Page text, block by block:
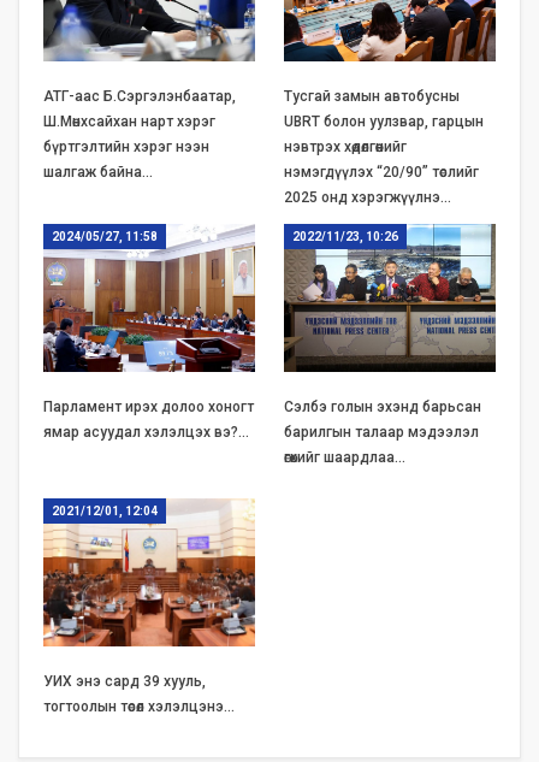
АТГ-аас Б.Сэргэлэнбаатар,
Ш.Мөнхсайхан нарт хэрэг
бүртгэлтийн хэрэг нээн
шалгаж байна…
Тусгай замын автобусны
UBRT болон уулзвар, гарцын
нэвтрэх хөдөлгөөнийг
нэмэгдүүлэх “20/90” төслийг
2025 онд хэрэгжүүлнэ…
2024/05/27, 11:58
Парламент ирэх долоо хоногт
ямар асуудал хэлэлцэх вэ?…
2022/11/23, 10:26
Сэлбэ голын эхэнд барьсан
барилгын талаар мэдээлэл
өгөхийг шаардлаа…
2021/12/01, 12:04
УИХ энэ сард 39 хууль,
тогтоолын төсөл хэлэлцэнэ…